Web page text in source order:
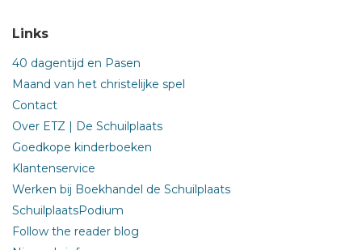
Links
40 dagentijd en Pasen
Maand van het christelijke spel
Contact
Over ETZ | De Schuilplaats
Goedkope kinderboeken
Klantenservice
Werken bij Boekhandel de Schuilplaats
SchuilplaatsPodium
Follow the reader blog